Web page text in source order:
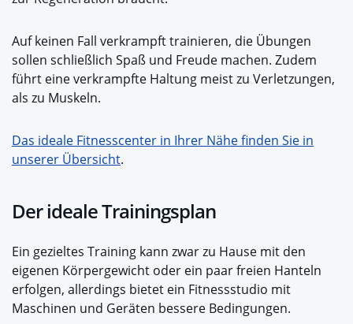
Auf keinen Fall verkrampft trainieren, die Übungen
sollen schließlich Spaß und Freude machen. Zudem
führt eine verkrampfte Haltung meist zu Verletzungen,
als zu Muskeln.
Das ideale Fitnesscenter in Ihrer Nähe finden Sie in
unserer Übersicht.
Der ideale Trainingsplan
Ein gezieltes Training kann zwar zu Hause mit den
eigenen Körpergewicht oder ein paar freien Hanteln
erfolgen, allerdings bietet ein Fitnessstudio mit
Maschinen und Geräten bessere Bedingungen.